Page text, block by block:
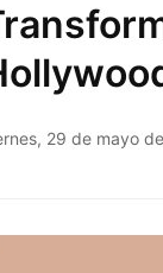
29 de mayo